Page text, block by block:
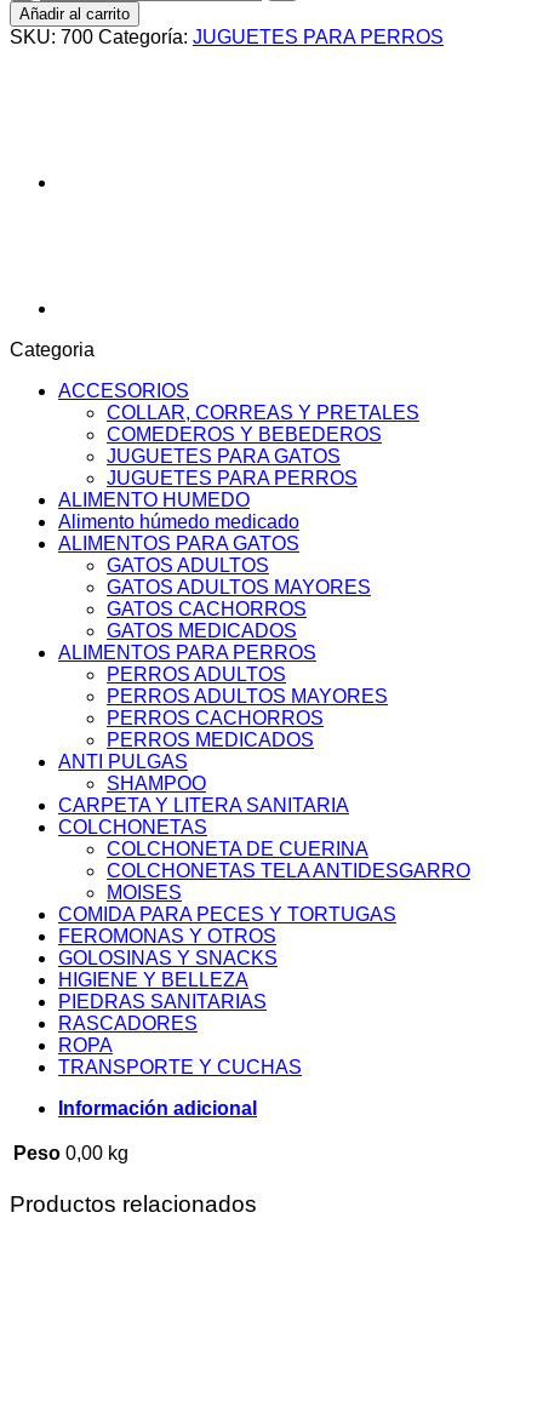
DE
SOGA
cantidad
Añadir al carrito
SKU: 700 Categoría: JUGUETES PARA PERROS
Categoria
ACCESORIOS
COLLAR, CORREAS Y PRETALES
COMEDEROS Y BEBEDEROS
JUGUETES PARA GATOS
JUGUETES PARA PERROS
ALIMENTO HUMEDO
Alimento húmedo medicado
ALIMENTOS PARA GATOS
GATOS ADULTOS
GATOS ADULTOS MAYORES
GATOS CACHORROS
GATOS MEDICADOS
ALIMENTOS PARA PERROS
PERROS ADULTOS
PERROS ADULTOS MAYORES
PERROS CACHORROS
PERROS MEDICADOS
ANTI PULGAS
SHAMPOO
CARPETA Y LITERA SANITARIA
COLCHONETAS
COLCHONETA DE CUERINA
COLCHONETAS TELA ANTIDESGARRO
MOISES
COMIDA PARA PECES Y TORTUGAS
FEROMONAS Y OTROS
GOLOSINAS Y SNACKS
HIGIENE Y BELLEZA
PIEDRAS SANITARIAS
RASCADORES
ROPA
TRANSPORTE Y CUCHAS
Información adicional
Peso 0,00 kg
Productos relacionados